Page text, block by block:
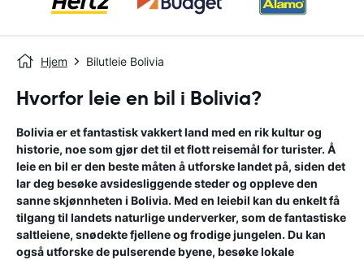
Hjem Bilutleie Bolivia
Hvorfor leie en bil i Bolivia?
Bolivia er et fantastisk vakkert land med en rik kultur og
historie, noe som gjør det til et flott reisemål for turister. Å
leie en bil er den beste måten å utforske landet på, siden det
lar deg besøke avsidesliggende steder og oppleve den
sanne skjønnheten i Bolivia. Med en leiebil kan du enkelt få
tilgang til landets naturlige underverker, som de fantastiske
saltleiene, snødekte fjellene og frodige jungelen. Du kan
også utforske de pulserende byene, besøke lokale